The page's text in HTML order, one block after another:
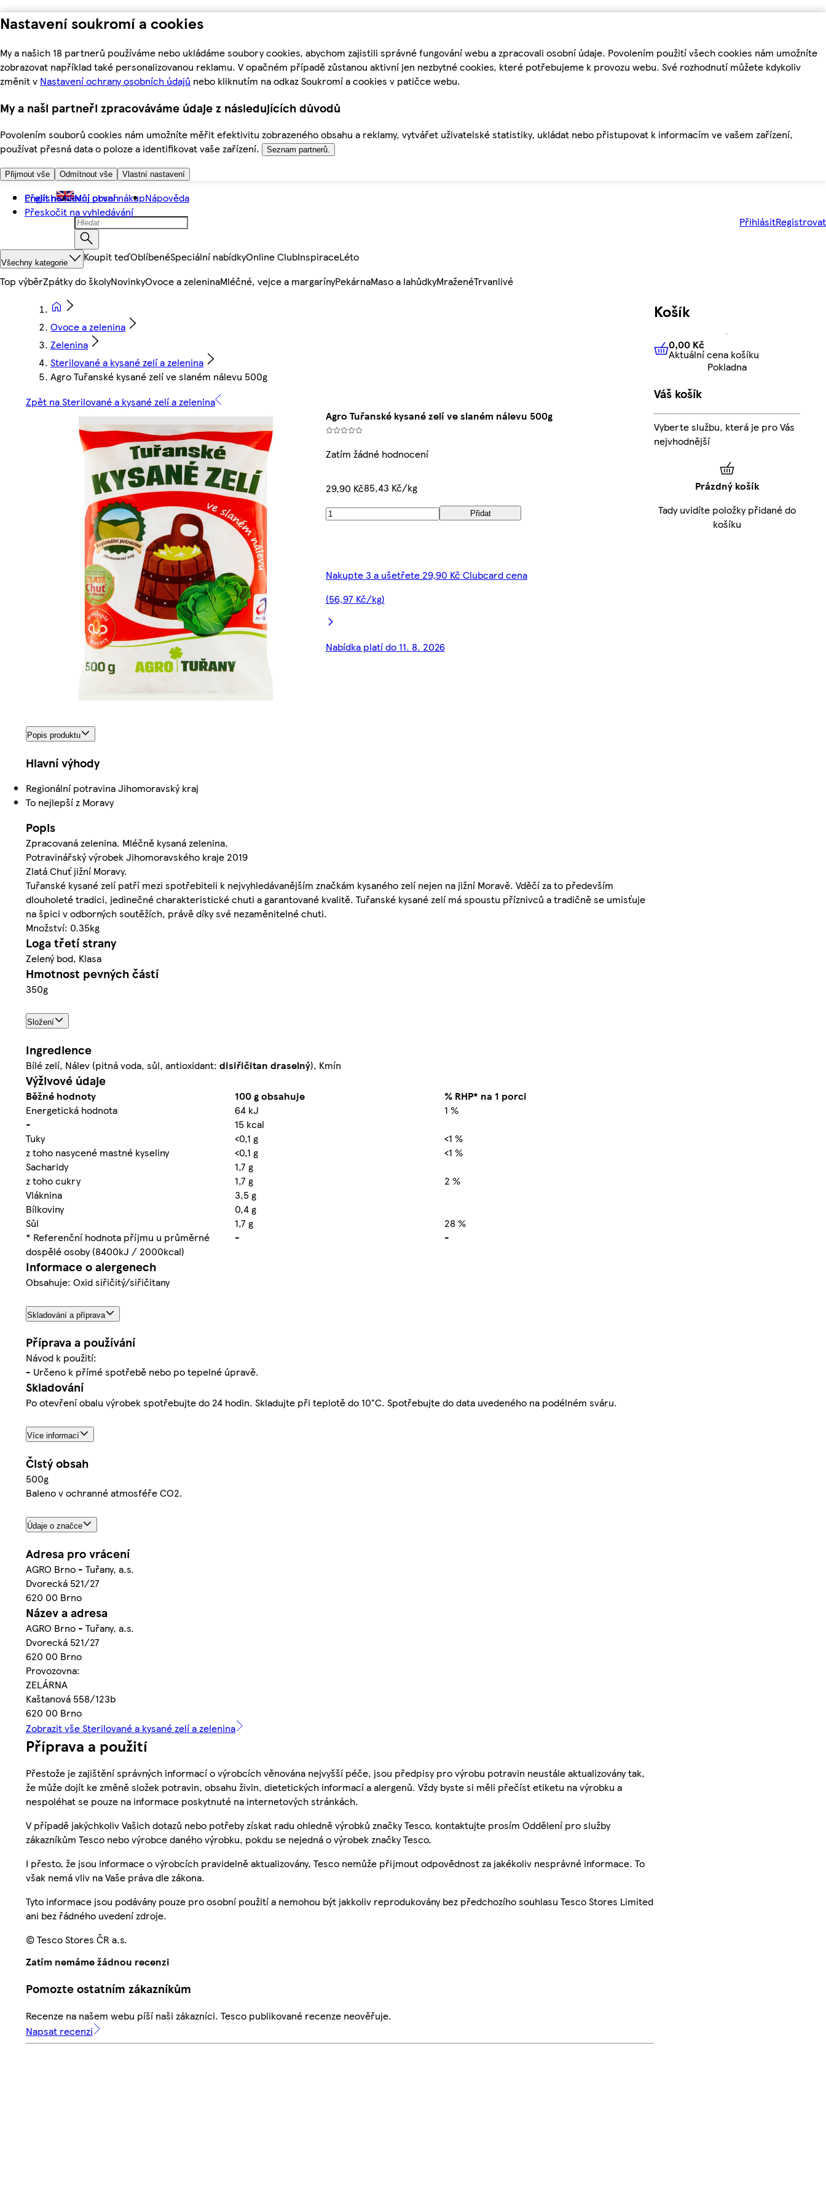
Nastavení soukromí a cookies
My a našich 18 partnerů používáme nebo ukládáme soubory cookies, abychom zajistili správné fungování webu a zpracovali osobní údaje. Povolením použití všech cookies nám umožníte
zobrazovat například také personalizovanou reklamu. V opačném případě zůstanou aktivní jen nezbytné cookies, které potřebujeme k provozu webu. Své rozhodnutí můžete kdykoliv
změnit v Nastavení ochrany osobních údajů nebo kliknutím na odkaz Soukromí a cookies v patičce webu.
My a naši partneři zpracováváme údaje z následujících důvodů
Povolením souborů cookies nám umožníte měřit efektivitu zobrazeného obsahu a reklamy, vytvářet uživatelské statistiky, ukládat nebo přistupovat k informacím ve vašem zařízení,
používat přesná data o poloze a identifikovat vaše zařízení.
Seznam partnerů.
Přijmout vše Odmítnout vše Vlastní nastavení
Přejít na hlavní obsah
Přeskočit na vyhledávání
English Můj první nákupNápověda
PřihlásitRegistrovat
Všechny kategorie Koupit teďOblíbenéSpeciální nabídkyOnline ClubInspiraceLéto
Top výběrZpátky do školyNovinkyOvoce a zeleninaMléčné, vejce a margarínyPekárnaMaso a lahůdkyMraženéTrvanlivé
Ovoce a zelenina
Zelenina
Sterilované a kysané zelí a zelenina
Agro Tuřanské kysané zelí ve slaném nálevu 500g
Zpět na Sterilované a kysané zelí a zelenina
Agro Tuřanské kysané zelí ve slaném nálevu 500g
Zatím žádné hodnocení
29,90 Kč85,43 Kč/kg
Přidat
Nakupte 3 a ušetřete 29,90 Kč Clubcard cena
(56,97 Kč/kg)
Nabídka platí do 11. 8. 2026
Popis produktu
Hlavní výhody
Regionální potravina Jihomoravský kraj
To nejlepší z Moravy
Popis
Zpracovaná zelenina. Mléčně kysaná zelenina.
Potravinářský výrobek Jihomoravského kraje 2019
Zlatá Chuť jižní Moravy.
Tuřanské kysané zelí patří mezi spotřebiteli k nejvyhledávanějším značkám kysaného zelí nejen na jižní Moravě. Vděčí za to především
dlouholeté tradici, jedinečné charakteristické chuti a garantované kvalitě. Tuřanské kysané zelí má spoustu příznivců a tradičně se umisťuje
na špici v odborných soutěžích, právě díky své nezaměnitelné chuti.
Množství: 0.35kg
Loga třetí strany
Zelený bod, Klasa
Hmotnost pevných částí
350g
Složení
Ingredience
Bílé zelí, Nálev (pitná voda, sůl, antioxidant: disiřičitan draselný), Kmín
Výživové údaje
Běžné hodnoty 100 g obsahuje
% RHP* na 1 porci
Energetická hodnota
64 kJ
1 %
-
15 kcal
Tuky
<0,1 g
<1 %
z toho nasycené mastné kyseliny
<0,1 g
<1 %
Sacharidy
1,7 g
z toho cukry
1,7 g
2 %
Vláknina
3,5 g
Bílkoviny
0,4 g
Sůl
1,7 g
28 %
* Referenční hodnota příjmu u průměrné
dospělé osoby (8400kJ / 2000kcal)
- -
Informace o alergenech
Obsahuje: Oxid siřičitý/siřičitany
Skladování a příprava
Příprava a používání
Návod k použití:
- Určeno k přímé spotřebě nebo po tepelné úpravě.
Skladování
Po otevření obalu výrobek spotřebujte do 24 hodin. Skladujte při teplotě do 10°C. Spotřebujte do data uvedeného na podélném sváru.
Více informací
Čistý obsah
500g
Baleno v ochranné atmosféře CO2.
Údaje o značce
Adresa pro vrácení
AGRO Brno - Tuřany, a.s.
Dvorecká 521/27
620 00 Brno
Název a adresa
AGRO Brno - Tuřany, a.s.
Dvorecká 521/27
620 00 Brno
Provozovna:
ZELÁRNA
Kaštanová 558/123b
620 00 Brno
Zobrazit vše Sterilované a kysané zelí a zelenina
Příprava a použití
Přestože je zajištění správných informací o výrobcích věnována nejvyšší péče, jsou předpisy pro výrobu potravin neustále aktualizovány tak,
že může dojít ke změně složek potravin, obsahu živin, dietetických informací a alergenů. Vždy byste si měli přečíst etiketu na výrobku a
nespoléhat se pouze na informace poskytnuté na internetových stránkách.
V případě jakýchkoliv Vašich dotazů nebo potřeby získat radu ohledně výrobků značky Tesco, kontaktujte prosím Oddělení pro služby
zákazníkům Tesco nebo výrobce daného výrobku, pokdu se nejedná o výrobek značky Tesco.
I přesto, že jsou informace o výrobcích pravidelně aktualizovány, Tesco nemůže přijmout odpovědnost za jakékoliv nesprávné informace. To
však nemá vliv na Vaše práva dle zákona.
Tyto informace jsou podávány pouze pro osobní použití a nemohou být jakkoliv reprodukovány bez předchozího souhlasu Tesco Stores Limited
ani bez řádného uvedení zdroje.
© Tesco Stores ČR a.s.
Zatím nemáme žádnou recenzi
Pomozte ostatním zákazníkům
Recenze na našem webu píší naši zákazníci. Tesco publikované recenze neověřuje.
Napsat recenzi
Košík
0,00 KčAktuální cena košíku
0,00 Kč
Aktuální cena košíku
Pokladna
Váš košík
Vyberte službu, která je pro Vás
nejvhodnější
Prázdný košík
Tady uvidíte položky přidané do
košíku